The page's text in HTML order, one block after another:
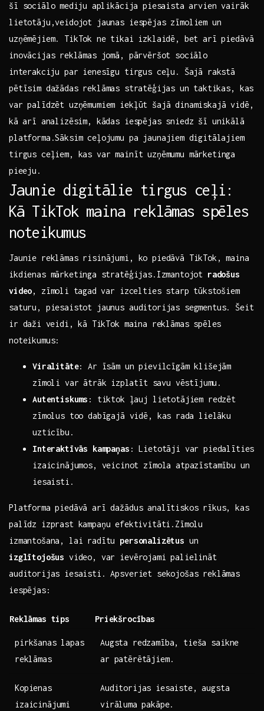
šī sociālo ⁤mediju ⁢aplikācija piesaista‍ arvien vairāk
lietotāju,veidojot jaunas iespējas zīmoliem un
uzņēmējiem. TikTok⁣ ne tikai izklaidē, bet arī piedāvā
inovācijas⁣ reklāmas jomā, pārvēršot ​sociālo
⁢interakciju par ienesīgu ‍tirgus ​ceļu. Šajā rakstā
pētīsim dažādas reklāmas ⁤stratēģijas ⁣un taktikas, kas
var palīdzēt uzņēmumiem iekļūt šajā dinamiskajā vidē,
kā ⁢arī analizēsim, kādas iespējas sniedz šī ‍unikālā
platforma.Sāksim​ ceļojumu‌ pa jaunajiem⁣ digitālajiem
tirgus‍ ceļiem, ​kas​ var ‍mainīt uzņēmumu mārketinga
⁢pieeju.
Jaunie digitālie tirgus ceļi:
Kā TikTok maina reklāmas spēles‍
noteikumus
Jaunie reklāmas risinājumi, ko piedāvā TikTok, maina
ikdienas mārketinga⁢ stratēģijas.Izmantojot radošus
video, zīmoli ⁤tagad ⁣var izcelties starp tūkstošiem
saturu, piesaistot jaunus auditorijas segmentus. Šeit​
ir daži⁤ veidi, ⁤kā TikTok‌ maina reklāmas‍ spēles
noteikumus:
Viralitāte: Ar īsām un pievilcīgām klišejām
zīmoli var ātrāk⁣ izplatīt ⁣savu vēstījumu.
Autentiskums : tiktok ļauj‍ lietotājiem redzēt
zīmolus too dabīgajā vidē, kas ⁤rada lielāku
uzticību.
Interaktīvās kampaņas : Lietotāji var piedalīties
izaicinājumos, veicinot zīmola atpazīstamību un
iesaisti.
Platforma piedāvā arī dažādus analītiskos rīkus,‍ kas
palīdz izprast ‍kampaņu⁤ efektivitāti.Zīmolu
izmantošana, lai radītu personalizētus un
izglītojošus video, var ievērojami palielināt
auditorijas iesaisti. Apsveriet sekojošas reklāmas
iespējas:
Reklāmas tips Priekšrocības
pirkšanas lapas
⁤reklāmas
Augsta redzamība, tieša saikne
ar patērētājiem.
Kopienas
izaicinājumi
Auditorijas iesaiste, augsta
virāluma⁢ pakāpe.